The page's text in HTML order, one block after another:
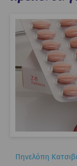
Πηνελόπη